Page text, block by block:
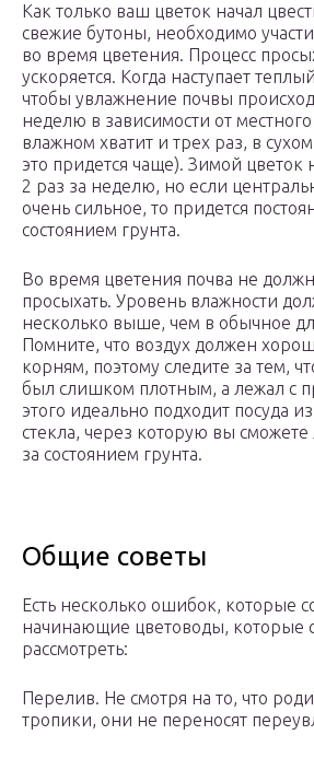
Как только ваш цветок начал
свежие бутоны, необходимо
во время цветения. Процесс
ускоряется. Когда наступает
чтобы увлажнение почвы
неделю в зависимости от
влажном хватит и трех раз, в
это придется чаще). Зимой цветок
2 раз за неделю, но если
очень сильное, то придется
состоянием грунта.
Во время цветения почва не
просыхать. Уровень влажности
несколько выше, чем в обычное
Помните, что воздух должен
корням, поэтому следите за тем,
был слишком плотным, а лежал с
этого идеально подходит посуда
стекла, через которую вы
за состоянием грунта.
Общие советы
Есть несколько ошибок, которые
начинающие цветоводы, которые
рассмотреть:
Перелив. Не смотря на то, что
тропики, они не переносят